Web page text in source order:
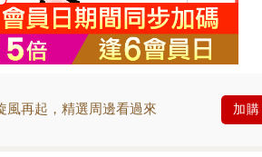
再起，精選周邊看過來 加購